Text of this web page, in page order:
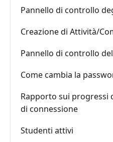
Pannello di controllo
Creazione di Attività/
Pannello di controllo
Come cambia la
Rapporto sui progressi
di connessione
Studenti attivi